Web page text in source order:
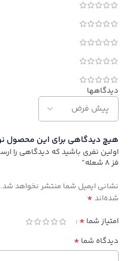
دیدگاهها
هیچ دیدگاهی برای این محصول
اولین نفری باشید که دیدگاهی را
فز 8 شعله”
نشانی ایمیل شما منتشر نخواهد شد.
شده‌اند *
امتیاز شما *
دیدگاه شما *